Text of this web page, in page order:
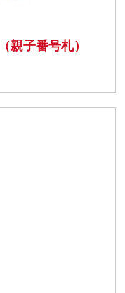
親子番号札）